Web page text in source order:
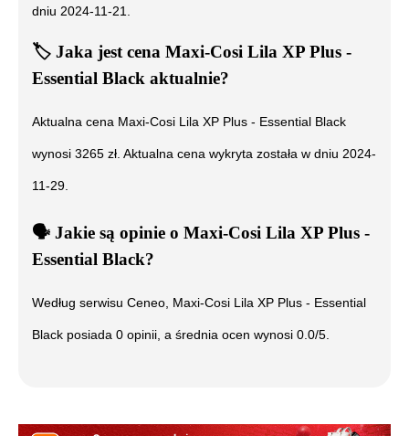
dniu 2024-11-21.
🏷️ Jaka jest cena Maxi-Cosi Lila XP Plus -
Essential Black aktualnie?
Aktualna cena Maxi-Cosi Lila XP Plus - Essential Black
wynosi 3265 zł. Aktualna cena wykryta została w dniu 2024-
11-29.
🗣️ ️ Jakie są opinie o Maxi-Cosi Lila XP Plus -
Essential Black?
Według serwisu Ceneo, Maxi-Cosi Lila XP Plus - Essential
Black posiada 0 opinii, a średnia ocen wynosi 0.0/5.